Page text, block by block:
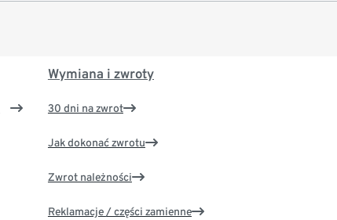
Wymiana i zwroty
30 dni na zwrot
Jak dokonać zwrotu
Zwrot należności
Reklamacje / części zamienne